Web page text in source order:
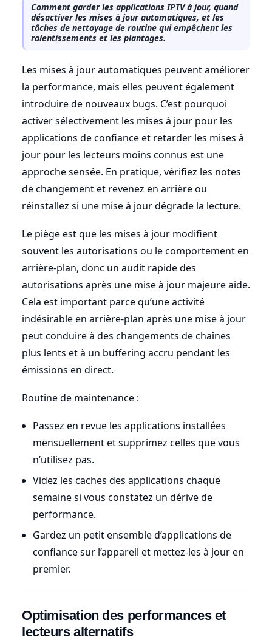
Comment garder les applications IPTV à jour, quand
désactiver les mises à jour automatiques, et les
tâches de nettoyage de routine qui empêchent les
ralentissements et les plantages.
Les mises à jour automatiques peuvent améliorer
la performance, mais elles peuvent également
introduire de nouveaux bugs. C’est pourquoi
activer sélectivement les mises à jour pour les
applications de confiance et retarder les mises à
jour pour les lecteurs moins connus est une
approche sensée. En pratique, vérifiez les notes
de changement et revenez en arrière ou
réinstallez si une mise à jour dégrade la lecture.
Le piège est que les mises à jour modifient
souvent les autorisations ou le comportement en
arrière-plan, donc un audit rapide des
autorisations après une mise à jour majeure aide.
Cela est important parce qu’une activité
indésirable en arrière-plan après une mise à jour
peut conduire à des changements de chaînes
plus lents et à un buffering accru pendant les
émissions en direct.
Routine de maintenance :
Passez en revue les applications installées
mensuellement et supprimez celles que vous
n’utilisez pas.
Videz les caches des applications chaque
semaine si vous constatez un dérive de
performance.
Gardez un petit ensemble d’applications de
confiance sur l’appareil et mettez-les à jour en
premier.
Optimisation des performances et
lecteurs alternatifs